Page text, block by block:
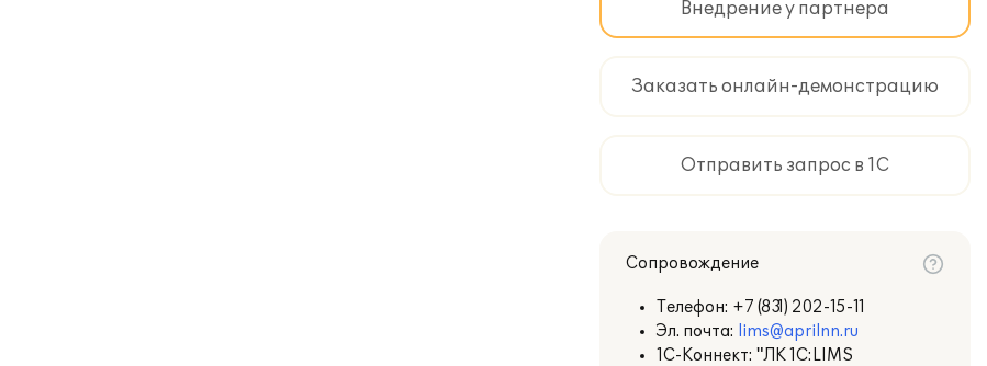
Внедрение у партнера
Заказать онлайн-демонстрацию
Отправить запрос в 1С
Сопровождение
Телефон: +7 (831) 202-15-11
Эл. почта: lims@aprilnn.ru
1С-Коннект: "ЛК 1С:LIMS